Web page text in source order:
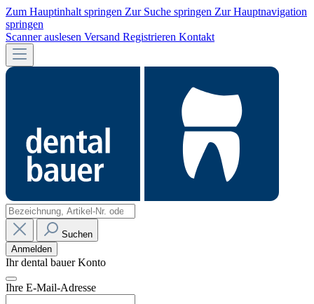
Zum Hauptinhalt springen Zur Suche springen Zur Hauptnavigation
springen
Scanner auslesen Versand Registrieren Kontakt
Suchen
Anmelden
Ihr dental bauer Konto
Ihre E-Mail-Adresse